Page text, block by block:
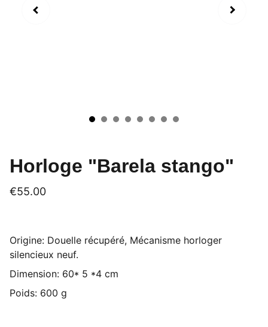
Horloge "Barela stango"
€55.00
Origine: Douelle récupéré, Mécanisme horloger
silencieux neuf.
Dimension: 60* 5 *4 cm
Poids: 600 g